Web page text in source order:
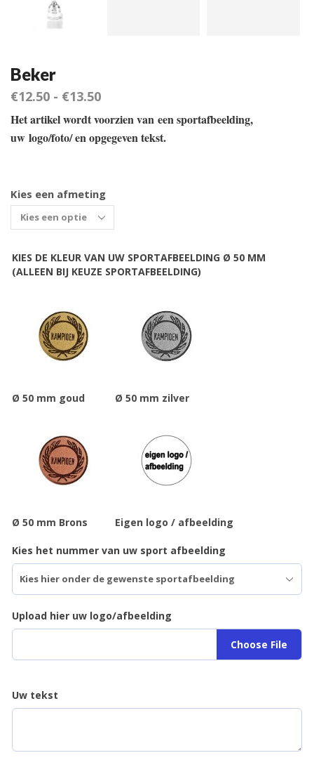
Beker
€12.50 - €13.50
Het artikel wordt voorzien van een sportafbeelding,
uw logo/foto/ en opgegeven tekst.
Kies een afmeting
KIES DE KLEUR VAN UW SPORTAFBEELDING Ø 50 MM
(ALLEEN BIJ KEUZE SPORTAFBEELDING)
Ø 50 mm goud Ø 50 mm zilver
Ø 50 mm Brons Eigen logo / afbeelding
Kies het nummer van uw sport afbeelding
Upload hier uw logo/afbeelding
Choose File
Uw tekst